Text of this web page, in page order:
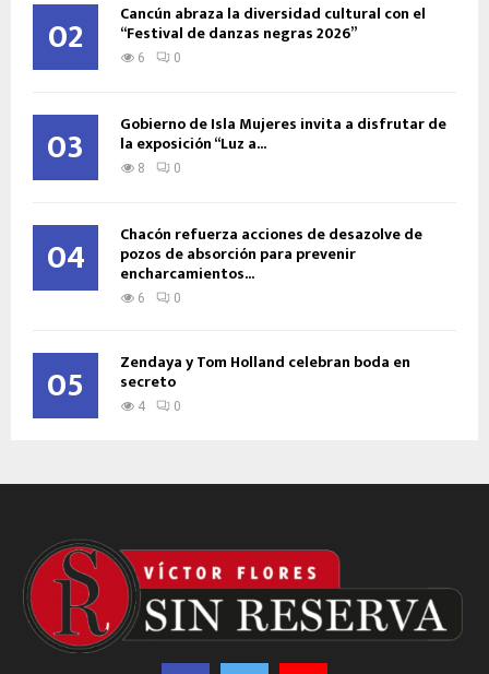
02 Cancún abraza la diversidad cultural con el
“Festival de danzas negras 2026”
6 0
03 Gobierno de Isla Mujeres invita a disfrutar de
la exposición “Luz a...
8 0
04 Chacón refuerza acciones de desazolve de
pozos de absorción para prevenir
encharcamientos...
6 0
05 Zendaya y Tom Holland celebran boda en
secreto
4 0